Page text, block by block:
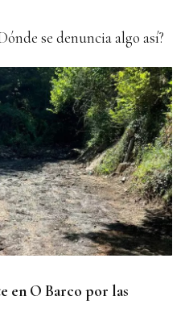
se denuncia algo así?
en O Barco por las